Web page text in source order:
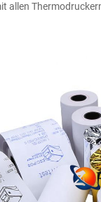
allen